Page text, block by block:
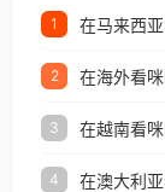
1
2
3
4